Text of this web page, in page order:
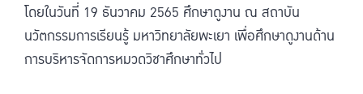
โดยในวันที่ 19 ธันวาคม 2565 ศึกษาดูงาน ณ สถาบัน
นวัตกรรมการเรียนรู้ มหาวิทยาลัยพะเยา เพื่อศึกษาดูงานด้าน
การบริหารจัดการหมวดวิชาศึกษาทั่วไป